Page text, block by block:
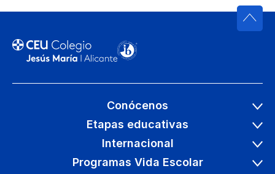
Conócenos
Etapas educativas
Internacional
Programas Vida Escolar